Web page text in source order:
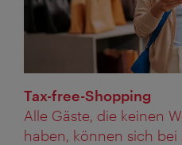
Tax-free-Shopping
Alle Gäste, die keinen
haben, können sich bei